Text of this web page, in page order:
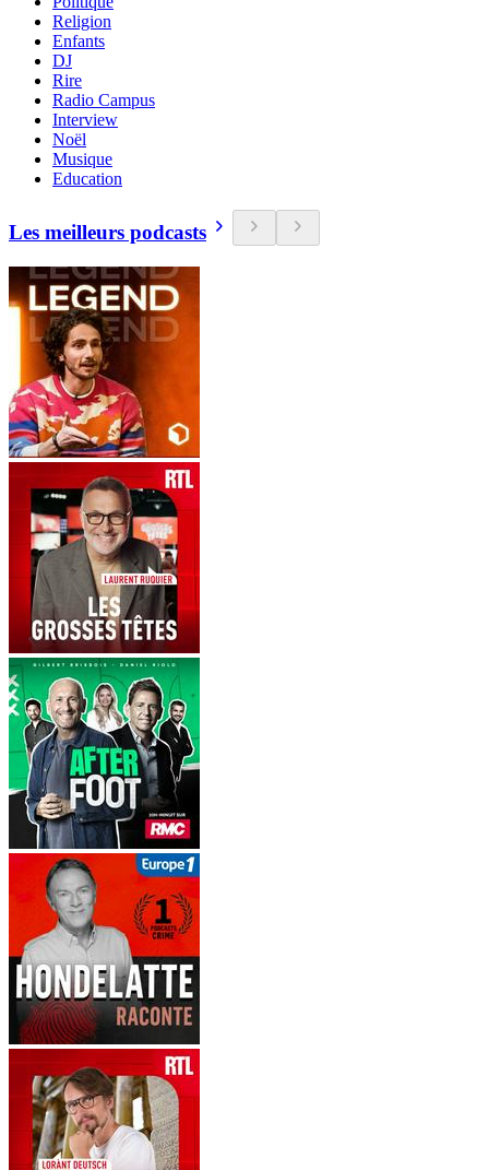
Religion
Enfants
DJ
Rire
Radio Campus
Interview
Noël
Musique
Education
Les meilleurs podcasts